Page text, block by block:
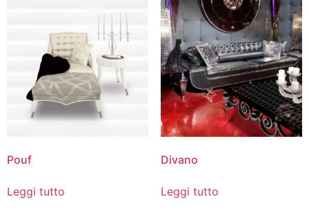
Pouf
Leggi tutto
Divano
Leggi tutto